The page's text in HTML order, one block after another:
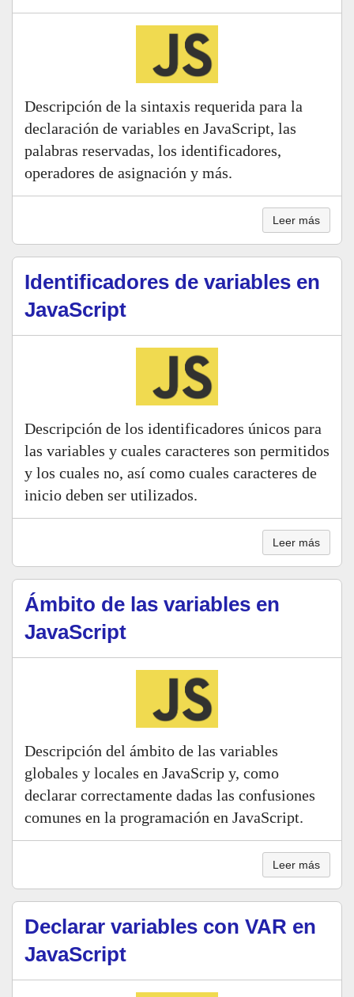
Descripción de la sintaxis requerida para la
declaración de variables en JavaScript, las
palabras reservadas, los identificadores,
operadores de asignación y más.
Leer más
Identificadores de variables en
JavaScript
Descripción de los identificadores únicos para
las variables y cuales caracteres son permitidos
y los cuales no, así como cuales caracteres de
inicio deben ser utilizados.
Leer más
Ámbito de las variables en
JavaScript
Descripción del ámbito de las variables
globales y locales en JavaScrip y, como
declarar correctamente dadas las confusiones
comunes en la programación en JavaScript.
Leer más
Declarar variables con VAR en
JavaScript